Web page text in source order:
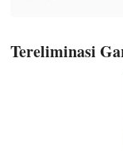
Tereliminasi